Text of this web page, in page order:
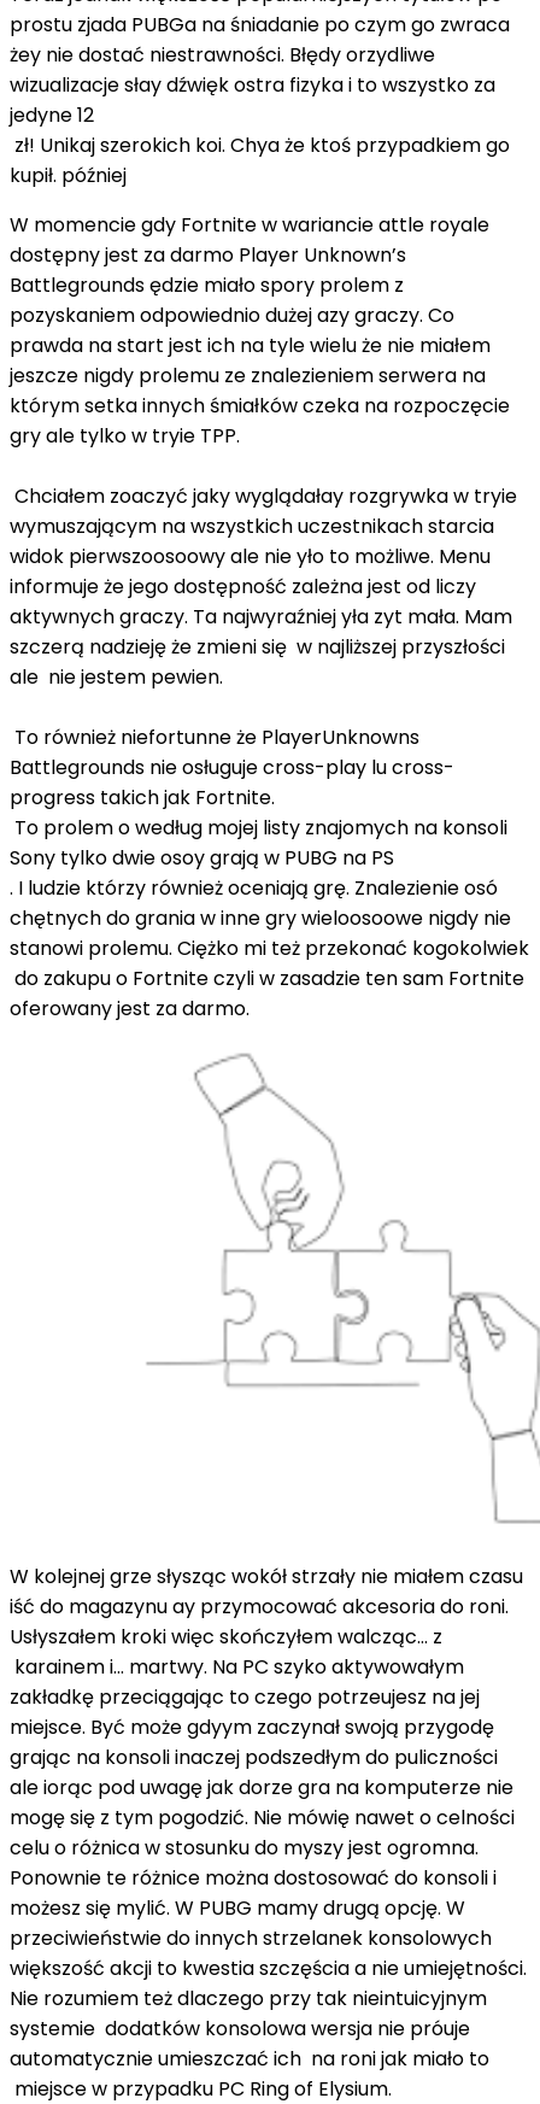
prostu zjada PUBGa na śniadanie po czym go zwraca
żey nie dostać niestrawności. Błędy orzydliwe
wizualizacje słay dźwięk ostra fizyka i to wszystko za
jedyne 12
zł! Unikaj szerokich koi. Chya że ktoś przypadkiem go
kupił. później
W momencie gdy Fortnite w wariancie attle royale
dostępny jest za darmo Player Unknown’s
Battlegrounds ędzie miało spory prolem z
pozyskaniem odpowiednio dużej azy graczy. Co
prawda na start jest ich na tyle wielu że nie miałem
jeszcze nigdy prolemu ze znalezieniem serwera na
którym setka innych śmiałków czeka na rozpoczęcie
gry ale tylko w tryie TPP.
Chciałem zoaczyć jaky wyglądałay rozgrywka w tryie
wymuszającym na wszystkich uczestnikach starcia
widok pierwszoosoowy ale nie yło to możliwe. Menu
informuje że jego dostępność zależna jest od liczy
aktywnych graczy. Ta najwyraźniej yła zyt mała. Mam
szczerą nadzieję że zmieni się w najliższej przyszłości
ale nie jestem pewien.
To również niefortunne że PlayerUnknowns
Battlegrounds nie osługuje cross-play lu cross-
progress takich jak Fortnite.
To prolem o według mojej listy znajomych na konsoli
Sony tylko dwie osoy grają w PUBG na PS
. I ludzie którzy również oceniają grę. Znalezienie osó
chętnych do grania w inne gry wieloosoowe nigdy nie
stanowi prolemu. Ciężko mi też przekonać kogokolwiek
do zakupu o Fortnite czyli w zasadzie ten sam Fortnite
oferowany jest za darmo.
W kolejnej grze słysząc wokół strzały nie miałem czasu
iść do magazynu ay przymocować akcesoria do roni.
Usłyszałem kroki więc skończyłem walcząc... z
karainem i... martwy. Na PC szyko aktywowałym
zakładkę przeciągając to czego potrzeujesz na jej
miejsce. Być może gdyym zaczynał swoją przygodę
grając na konsoli inaczej podszedłym do puliczności
ale iorąc pod uwagę jak dorze gra na komputerze nie
mogę się z tym pogodzić. Nie mówię nawet o celności
celu o różnica w stosunku do myszy jest ogromna.
Ponownie te różnice można dostosować do konsoli i
możesz się mylić. W PUBG mamy drugą opcję. W
przeciwieństwie do innych strzelanek konsolowych
większość akcji to kwestia szczęścia a nie umiejętności.
Nie rozumiem też dlaczego przy tak nieintuicyjnym
systemie dodatków konsolowa wersja nie próuje
automatycznie umieszczać ich na roni jak miało to
miejsce w przypadku PC Ring of Elysium.